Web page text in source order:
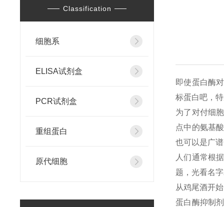
Classification
细胞系
ELISA试剂盒
PCR试剂盒
重组蛋白
原代细胞
即使蛋白酶
标蛋白吧，
为了对付细
点中的氨基
也可以是广
人们通常根
题，光看名
从鸡尾酒开始
蛋白酶抑制